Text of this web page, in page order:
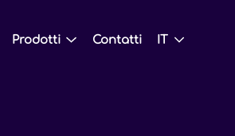
Prodotti Contatti IT